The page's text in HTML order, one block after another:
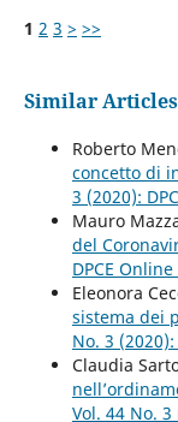
1 2 3 > >>
Similar Articles
Roberto
concetto di
3 (2020):
Mauro
del
DPCE
Eleonora
sistema dei
No. 3
Claudia
Vol. 44 No. 3